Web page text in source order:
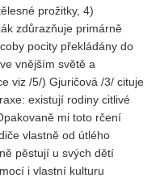
prožitky, 4)
zdůrazňuje primárně
pocity překládány do
vnějším světě a
viz /5/) Gjuričová /3/ cituje
existují rodiny citlivé
mi toto rčení
vlastně od útlého
pěstují u svých dětí
i vlastní kulturu